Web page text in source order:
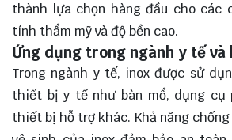
thành lựa chọn hàng đầu cho các
tính thẩm mỹ và độ bền cao.
Ứng dụng trong ngành y tế và
Trong ngành y tế, inox được sử
thiết bị y tế như bàn mổ, dụng cụ
thiết bị hỗ trợ khác. Khả năng chống